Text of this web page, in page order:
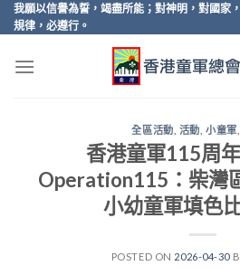
Skip
to
我願以信譽為誓，竭盡所能；對神明，對國家
規律，必遵行。
全區活動 活動 ,小童軍
香港童軍115周
Operation115：柴灣
小幼童軍填色
POSTED ON 2026-04-30